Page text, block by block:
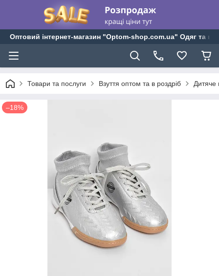
Оптовий інтернет-магазин "Optom-shop.com.ua" Одяг та
Товари та послуги Взуття оптом та в роздріб Дитяче
–18%